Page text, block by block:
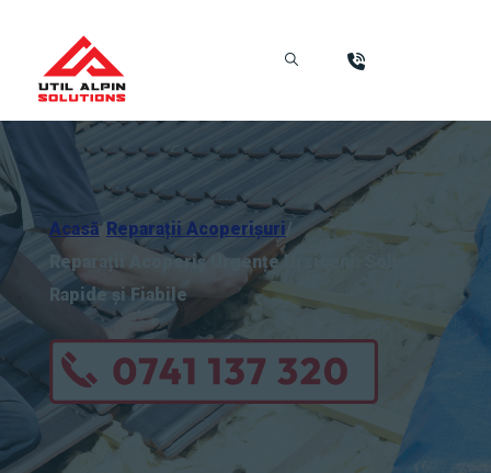
Acasă/ Reparații Acoperișuri/
Reparații Acoperiș Urgențe Urziceni: Soluții
Rapide și Fiabile